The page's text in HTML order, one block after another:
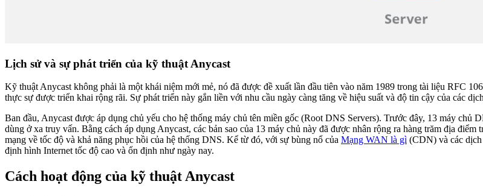
Lịch sử và sự phát triển của kỹ thuật Anycast
Kỹ thuật Anycast không phải là một khái niệm mới mẻ, nó đã được đề xuất lần đầu tiên vào năm 1989 trong tài liệu RFC
thực sự được triển khai rộng rãi. Sự phát triển này gắn liền với nhu cầu ngày càng tăng về hiệu suất và độ tin cậy của các
Ban đầu, Anycast được áp dụng chủ yếu cho hệ thống máy chủ tên miền gốc (Root DNS Servers). Trước đây, 13 máy chủ
dùng ở xa truy vấn. Bằng cách áp dụng Anycast, các bản sao của 13 máy chủ này đã được nhân rộng ra hàng trăm địa
mạng về tốc độ và khả năng phục hồi của hệ thống DNS. Kể từ đó, với sự bùng nổ của Mạng WAN là gì (CDN) và các dịch
định hình Internet tốc độ cao và ổn định như ngày nay.
Cách hoạt động của kỹ thuật Anycast